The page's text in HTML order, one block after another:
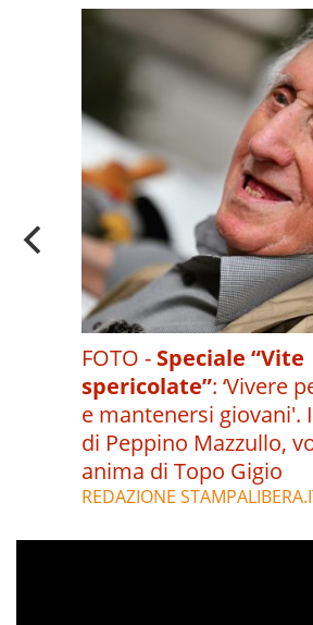
FOTO - Speciale “Vite
spericolate”: ‘Vivere
e mantenersi giovani'.
di Peppino Mazzullo,
anima di Topo Gigio
REDAZIONE